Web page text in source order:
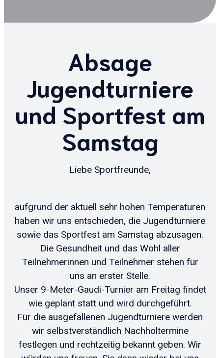
Absage
Jugendturniere
und Sportfest am
Samstag
Liebe Sportfreunde,
aufgrund der aktuell sehr hohen Temperaturen
haben wir uns entschieden, die Jugendturniere
sowie das Sportfest am Samstag abzusagen.
Die Gesundheit und das Wohl aller
Teilnehmerinnen und Teilnehmer stehen für
uns an erster Stelle.
Unser 9-Meter-Gaudi-Turnier am Freitag findet
wie geplant statt und wird durchgeführt.
Für die ausgefallenen Jugendturniere werden
wir selbstverständlich Nachholtermine
festlegen und rechtzeitig bekannt geben. Wir